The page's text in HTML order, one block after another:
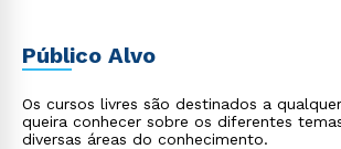
Público Alvo
Os cursos livres são destinados a
queira conhecer sobre os diferentes
diversas áreas do conhecimento.